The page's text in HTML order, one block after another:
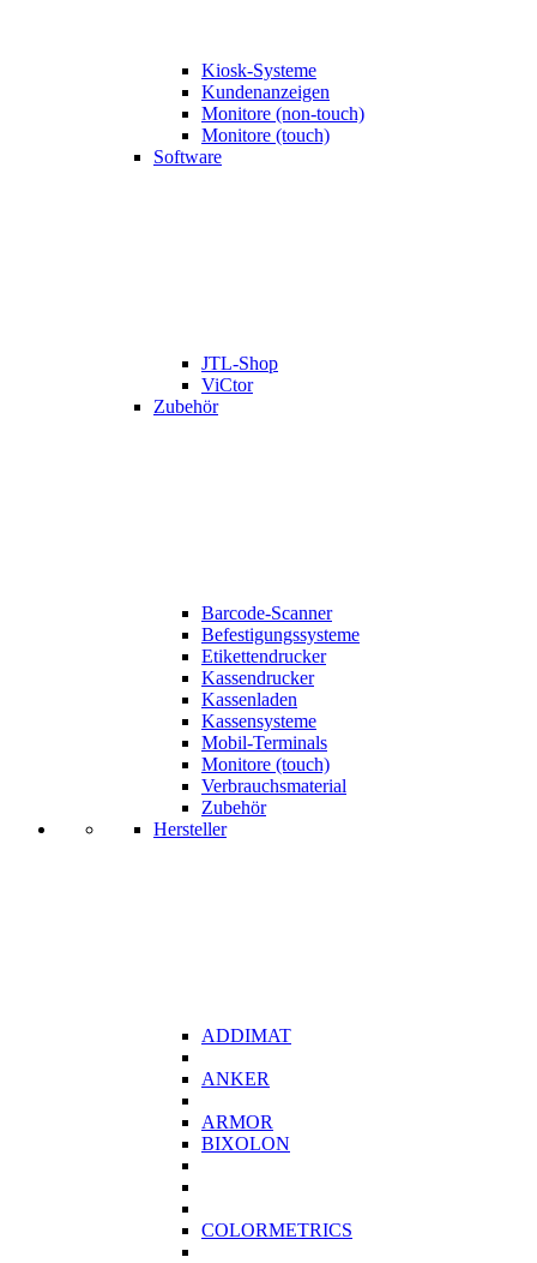
Kiosk-Systeme
Kundenanzeigen
Monitore (non-touch)
Monitore (touch)
Software
JTL-Shop
ViCtor
Zubehör
Barcode-Scanner
Befestigungssysteme
Etikettendrucker
Kassendrucker
Kassenladen
Kassensysteme
Mobil-Terminals
Monitore (touch)
Verbrauchsmaterial
Zubehör
Hersteller
ADDIMAT
ANKER
ARMOR
BIXOLON
COLORMETRICS